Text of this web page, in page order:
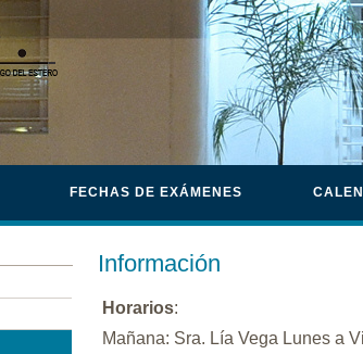
FECHAS DE EXÁMENES
Información
Horarios:
Mañana: Sra. Lía Vega Lunes a